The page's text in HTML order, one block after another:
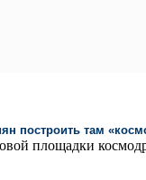
построить там
площадки